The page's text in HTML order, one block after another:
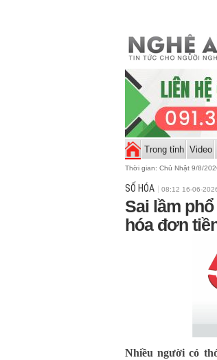
Trong tỉnh Video
Thời gian: Chủ Nhật 9/8/
SỐ HÓA 08:12 16-06-
Sai lầm
hóa đơn
Nhiều người có